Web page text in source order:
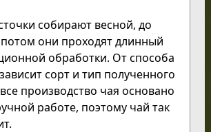
собирают весной, до
потом они проходят длинный
обработки. От способа
сорт и тип полученного
производство чая основано
работе, поэтому чай так